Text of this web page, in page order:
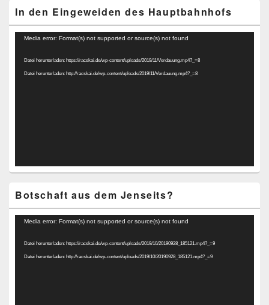
In den Eingeweiden des Hauptbahnhofs
Video-
Media error: Format(s) not supported or source(s) not found
Datei herunterladen: https://racskai.de/wp-content/uploads/2019/11/Verdauung.mp4?_=8
Datei herunterladen: http://racskai.de/wp-content/uploads/2019/11/Verdauung.mp4?_=8
Botschaft aus dem Jenseits?
Video-
Media error: Format(s) not supported or source(s) not found
Datei herunterladen: https://racskai.de/wp-content/uploads/2019/10/20190928_185121.mp4?_=9
Datei herunterladen: http://racskai.de/wp-content/uploads/2019/10/20190928_185121.mp4?_=9